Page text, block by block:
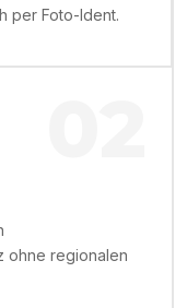
per Foto-Ident.
ohne regionalen